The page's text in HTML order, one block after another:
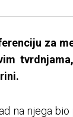
za
na njega